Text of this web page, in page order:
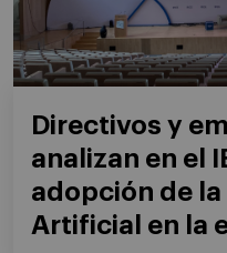
Directivos y
analizan en el
adopción de
Artificial en la